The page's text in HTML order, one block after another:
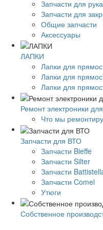
Запчасти для
Запчасти для
Общие запчасти
Аксессуары
ЛАПКИ
Лапки для
Лапки для
Лапки для
Ремонт электроники
Что мы
Запчасти для ВТО
Запчасти Bieffe
Запчасти Silter
Запчасти
Запчасти Comel
Утюги
Собственное